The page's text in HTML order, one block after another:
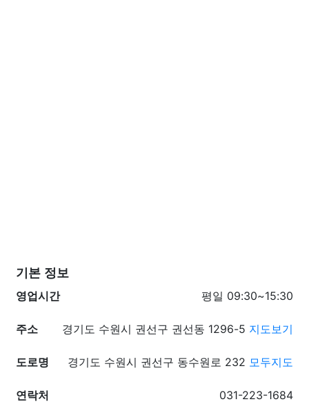
기본 정보
영업시간
평일 09:30~15:30
주소 경기도 수원시 권선구 권선동 1296-5 지도보기
도로명 경기도 수원시 권선구 동수원로 232 모두지도
연락처 031-223-1684